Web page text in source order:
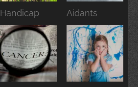
Handicap Aidants